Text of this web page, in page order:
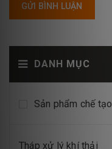
DANH MỤC
Sản phẩm chế tạo
Tháp xử lý khí thải
GỬI BÌNH LUẬN